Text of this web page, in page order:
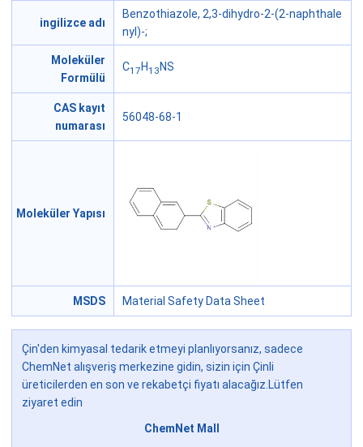
ingilizce adı
Benzothiazole, 2,3-dihydro-2-(2-naphthale
nyl)-;
Moleküler
Formülü
C17 H13 NS
CAS kayıt
numarası
56048-68-1
Moleküler Yapısı
MSDS Material Safety Data Sheet
Çin'den kimyasal tedarik etmeyi planlıyorsanız, sadece
ChemNet alışveriş merkezine gidin, sizin için Çinli
üreticilerden en son ve rekabetçi fiyatı alacağız.Lütfen
ziyaret edin
ChemNet Mall